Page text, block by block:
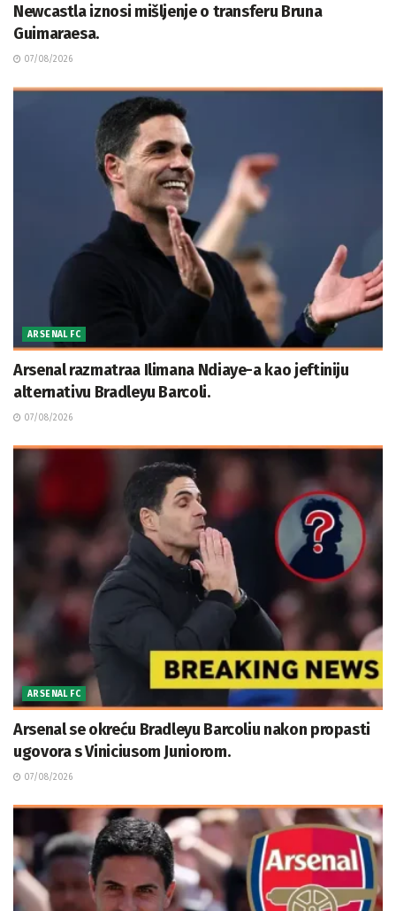
Newcastla iznosi mišljenje o transferu Bruna
Guimaraesa.
07/08/2026
ARSENAL FC
Arsenal razmatraa Ilimana Ndiaye-a kao jeftiniju
alternativu Bradleyu Barcoli.
07/08/2026
ARSENAL FC
Arsenal se okreću Bradleyu Barcoliu nakon propasti
ugovora s Viniciusom Juniorom.
07/08/2026